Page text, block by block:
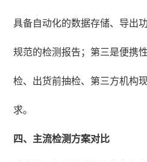
具备自动化的数据存储、导出
规范的检测报告；第三是便携
检、出货前抽检、第三方机构
求。
四、主流检测方案对比